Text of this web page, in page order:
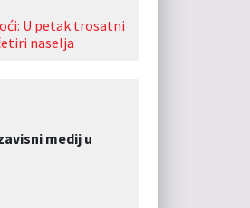
U petak trosatni
naselja
medij u